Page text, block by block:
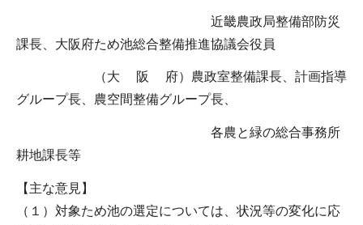
近畿農政局整備部防災
課長、大阪府ため池総合整備推進協議会役員
（大 阪 府）農政室整備課長、計画指導
グループ長、農空間整備グループ長、
各農と緑の総合事務所
耕地課長等
【主な意見】
（１）対象ため池の選定については、状況等の変化に応